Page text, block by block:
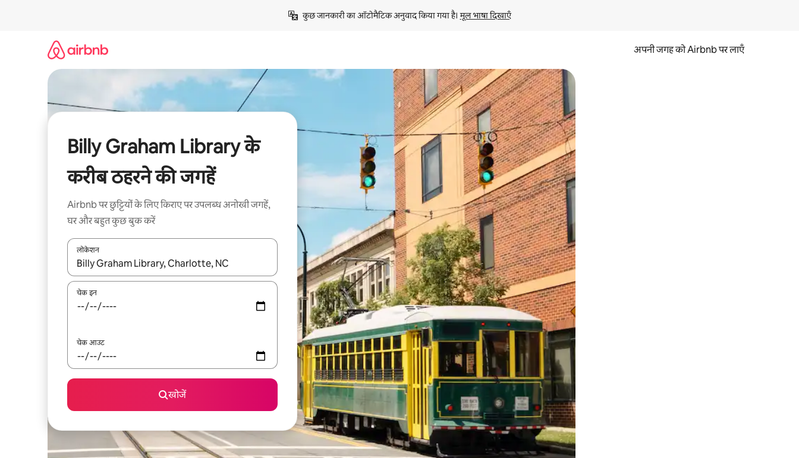
कुछ जानकारी का ऑटोमैटिक अनुवाद किया गया है। मूल भाषा दिखाएँ
अपनी जगह को Airbnb पर लाएँ
Billy Graham Library के
करीब ठहरने की जगहें
Airbnb पर छुट्टियों के लिए किराए पर उपलब्ध अनोखी जगहें,
घर और बहुत कुछ बुक करें
लोकेशन
नतीजों के उपलब्ध होने पर, अप और डाउन 'ऐरो की' का इस्तेमाल करके नेविगेट करें या टच या फिर स्वाइप जेस्चर का इस्तेमाल करके एक्सप्लोर करें।
चेक इन
चेक आउट
खोजें